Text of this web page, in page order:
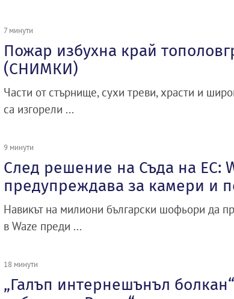
7 минути
Пожар избухна край
(СНИМКИ)
Части от стърнище, сухи треви, храсти и
са изгорели ...
9 минути
След решение на Съда на ЕС:
предупреждава за камери и
Навикът на милиони български шофьори да
в Waze преди ...
18 минути
„Галъп интернешънъл